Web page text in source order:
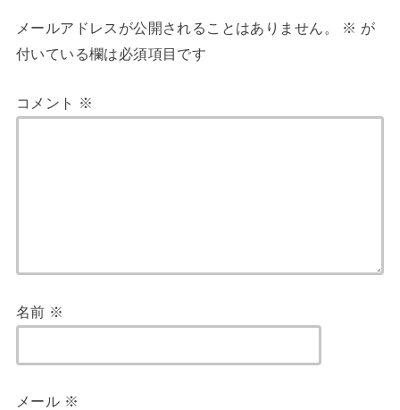
メールアドレスが公開されることはありません。 ※ が
付いている欄は必須項目です
コメント ※
名前 ※
メール ※